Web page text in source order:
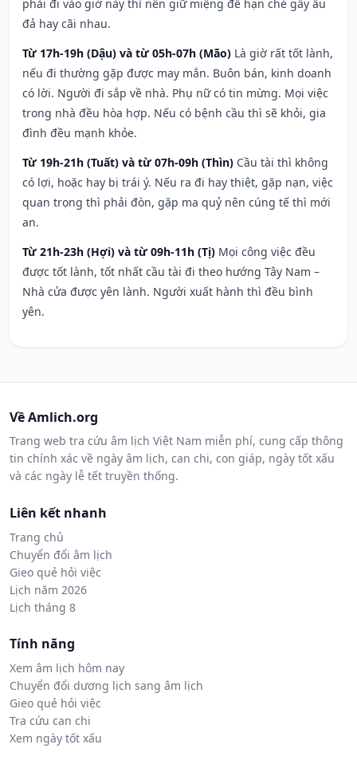
phải đi vào giờ này thì nên giữ miệng để hạn ché gây ẩu
đả hay cãi nhau.
Từ 17h-19h (Dậu) và từ 05h-07h (Mão) Là giờ rất tốt lành,
nếu đi thường gặp được may mắn. Buôn bán, kinh doanh
có lời. Người đi sắp về nhà. Phụ nữ có tin mừng. Mọi việc
trong nhà đều hòa hợp. Nếu có bệnh cầu thì sẽ khỏi, gia
đình đều mạnh khỏe.
Từ 19h-21h (Tuất) và từ 07h-09h (Thìn) Cầu tài thì không
có lợi, hoặc hay bị trái ý. Nếu ra đi hay thiệt, gặp nạn, việc
quan trọng thì phải đòn, gặp ma quỷ nên cúng tế thì mới
an.
Từ 21h-23h (Hợi) và từ 09h-11h (Tị) Mọi công việc đều
được tốt lành, tốt nhất cầu tài đi theo hướng Tây Nam –
Nhà cửa được yên lành. Người xuất hành thì đều bình
yên.
Về Amlich.org
Trang web tra cứu âm lịch Việt Nam miễn phí, cung cấp thông
tin chính xác về ngày âm lịch, can chi, con giáp, ngày tốt xấu
và các ngày lễ tết truyền thống.
Liên kết nhanh
Trang chủ
Chuyển đổi âm lịch
Gieo quẻ hỏi việc
Lịch năm 2026
Lịch tháng 8
Tính năng
Xem âm lịch hôm nay
Chuyển đổi dương lịch sang âm lịch
Gieo quẻ hỏi việc
Tra cứu can chi
Xem ngày tốt xấu